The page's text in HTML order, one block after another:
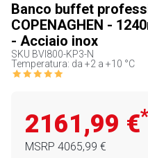
Banco buffet
COPENAGHEN -
- Acciaio inox
SKU BVI800-KP3-N
Temperatura: da +2 a +10 °C
2161,99 €
MSRP 4065,99 €